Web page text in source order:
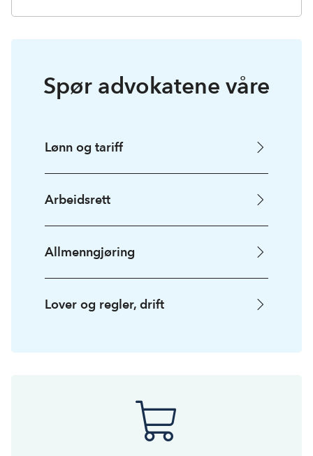
Spør advokatene våre
Lønn og tariff
Arbeidsrett
Allmenngjøring
Lover og regler, drift